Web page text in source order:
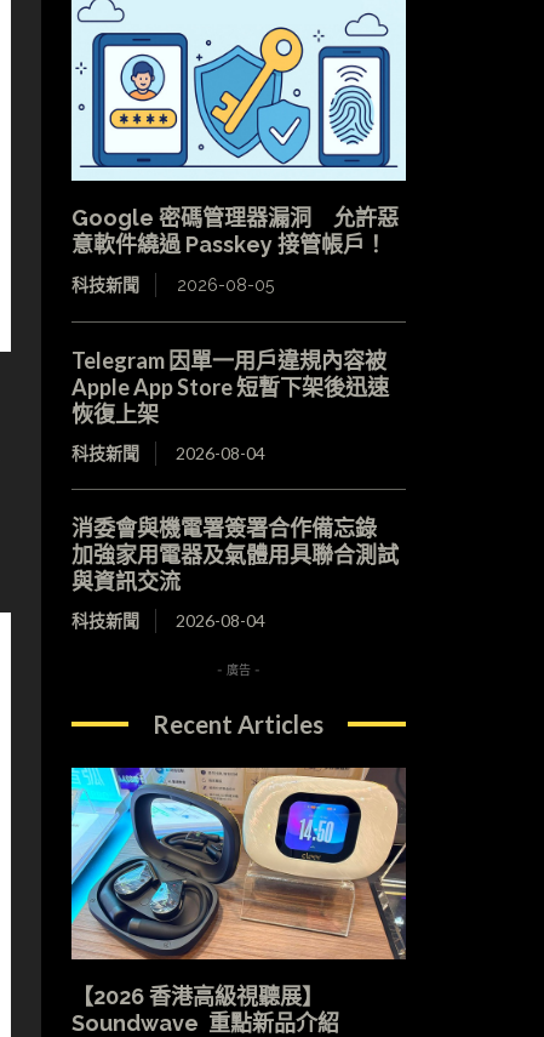
Google 密碼管理器漏洞 允許惡
意軟件繞過 Passkey 接管帳戶！
科技新聞 2026-08-05
Telegram 因單一用戶違規內容被
Apple App Store 短暫下架後迅速
恢復上架
科技新聞 2026-08-04
消委會與機電署簽署合作備忘錄
加強家用電器及氣體用具聯合測試
與資訊交流
科技新聞 2026-08-04
- 廣告 -
Recent Articles
【2026 香港高級視聽展】
Soundwave 重點新品介紹